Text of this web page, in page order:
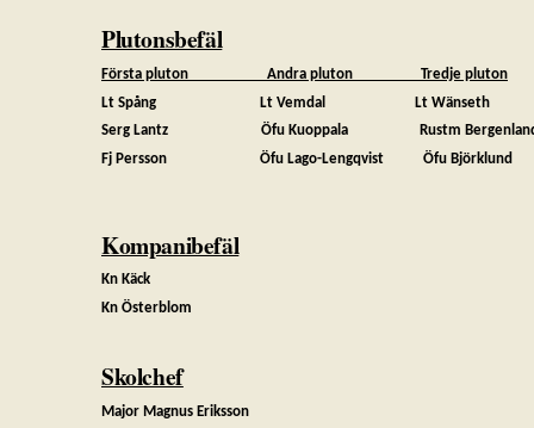
Plutonsbefäl
Första pluton Andra pluton Tredje pluton
Lt Spång Lt Vemdal Lt
Serg Lantz Öfu Kuoppala Rustm
Fj Persson Öfu Lago-Lengqvist Öfu Björklund
Kompanibefäl
Kn Käck
Kn Österblom
Skolchef
Major Magnus Eriksson